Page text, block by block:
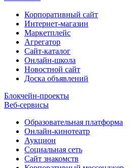
Корпоративный сайт
Интернет-магазин
Маркетплейс
Агрегатор
Сайт-каталог
Онлайн-школа
Новостной сайт
Доска объявлений
Блокчейн-проекты
Веб-сервисы
Образовательная платформа
Онлайн-кинотеатр
Аукцион
Социальная сеть
Сайт знакомств